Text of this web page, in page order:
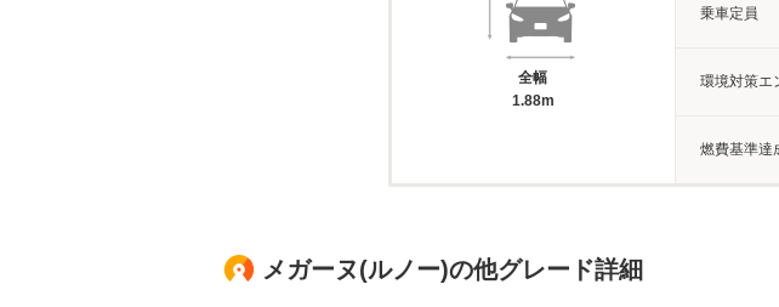
全幅
1.88m
乗車定員
環境対策エ
燃費基準達
メガーヌ(ルノー)の他グレード詳細